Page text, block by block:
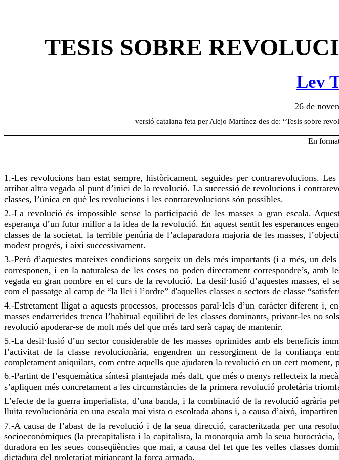
TESIS SOBRE
Lev
26 de
versió catalana feta per Alejo Martínez des de: “Tesis sobre
En
1.-Les revolucions han estat sempre, històricament, seguides per contrarevolucions.
arribar altra vegada al punt d’inici de la revolució. La successió de revolucions i
classes, l’única en què les revolucions i les contrarevolucions són possibles.
2.-La revolució és impossible sense la participació de les masses a gran escala.
esperança d’un futur millor a la idea de la revolució. En aquest sentit les esperances
classes de la societat, la terrible penúria de l’aclaparadora majoria de les masses,
modest progrés, i així successivament.
3.-Però d’aquestes mateixes condicions sorgeix un dels més importants (i a més, un
corresponen, i en la naturalesa de les coses no poden directament correspondre’s,
vegada en gran nombre en el curs de la revolució. La desil·lusió d’aquestes masses,
com el passatge al camp de “la llei i l’ordre” d'aquelles classes o sectors de classe
4.-Estretament lligat a aquests processos, processos paral·lels d’un caràcter diferent
masses endarrerides trenca l’habitual equilibri de les classes dominants, privant-les no
revolució apoderar-se de molt més del que més tard serà capaç de mantenir.
5.-La desil·lusió d’un sector considerable de les masses oprimides amb els beneficis
l’activitat de la classe revolucionària, engendren un ressorgiment de la confiança
completament aniquilats, com entre aquells que ajudaren la revolució en un cert
6.-Partint de l’esquemàtica síntesi plantejada més dalt, que més o menys reflecteix la
s’apliquen més concretament a les circumstàncies de la primera revolució proletària
L’efecte de la guerra imperialista, d’una banda, i la combinació de la revolució agrària
lluita revolucionària en una escala mai vista o escoltada abans i, a causa d’això,
7.-A causa de l’abast de la revolució i de la seua direcció, caracteritzada per una
socioeconòmiques (la precapitalista i la capitalista, la monarquia amb la seua
duradora en les seues conseqüències que mai, a causa del fet que les velles classes
dictadura del proletariat mitjançant la força armada.